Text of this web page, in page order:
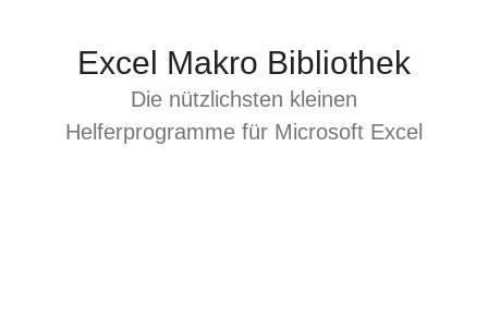
Excel Makro Bibliothek
Die nützlichsten kleinen
Helferprogramme für Microsoft Excel